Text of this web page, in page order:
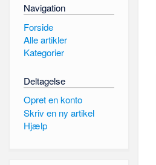
Navigation
Forside
Alle artikler
Kategorier
Deltagelse
Opret en konto
Skriv en ny artikel
Hjælp